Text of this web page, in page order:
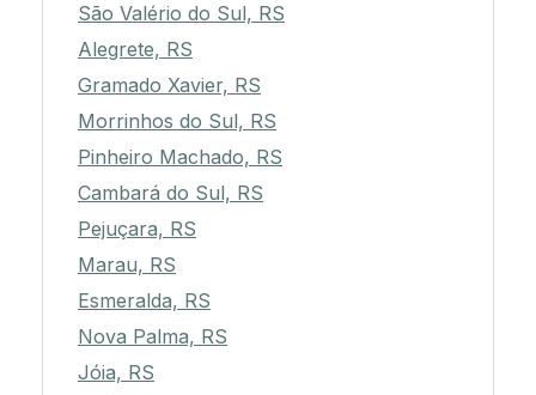
São Valério do Sul, RS
Alegrete, RS
Gramado Xavier, RS
Morrinhos do Sul, RS
Pinheiro Machado, RS
Cambará do Sul, RS
Pejuçara, RS
Marau, RS
Esmeralda, RS
Nova Palma, RS
Jóia, RS